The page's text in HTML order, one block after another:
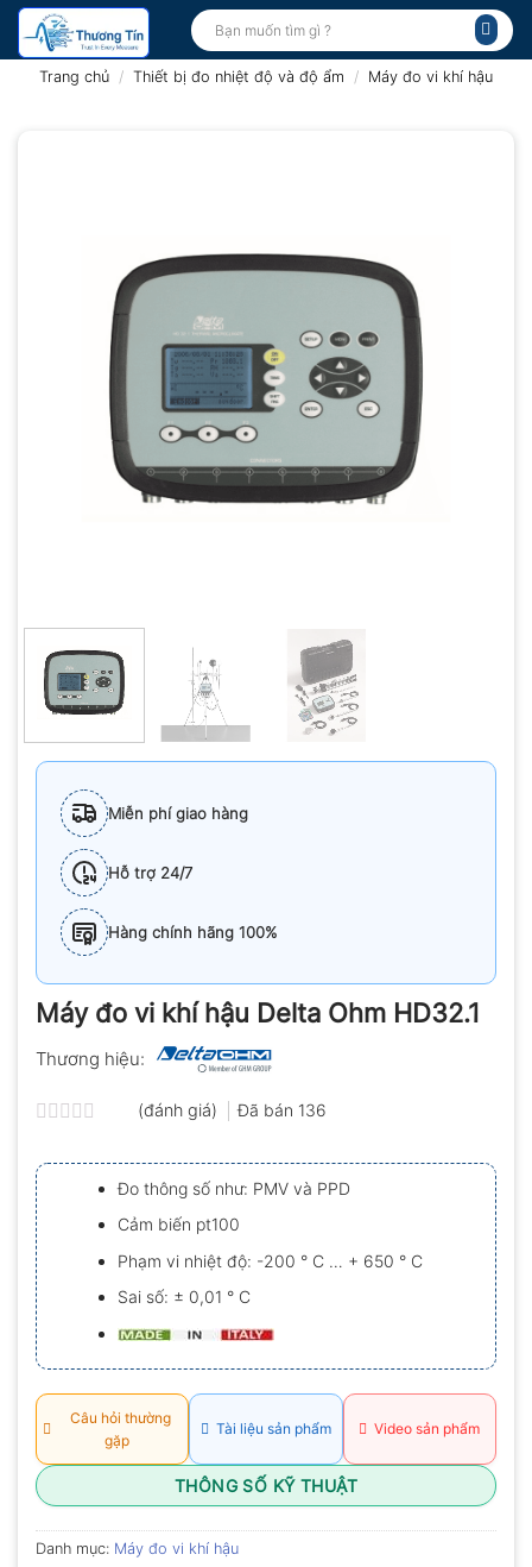
Bỏ
qua
Tìm
kiếm:
Trang chủ / Thiết bị đo nhiệt độ và độ ẩm / Máy đo vi khí hậu
Miễn phí giao hàng
Hỗ trợ 24/7
Hàng chính hãng 100%
Máy đo vi khí hậu Delta Ohm HD32.1
Thương hiệu:
xếp
hạng
0.0
5
sao
(đánh giá) Đã bán 136
Đo thông số như: PMV và PPD
Cảm biến pt100
Phạm vi nhiệt độ: -200 ° C … + 650 ° C
Sai số: ± 0,01 ° C
Câu hỏi thường
gặp
Tài liệu sản phẩm Video sản phẩm
THÔNG SỐ KỸ THUẬT
Danh mục: Máy đo vi khí hậu